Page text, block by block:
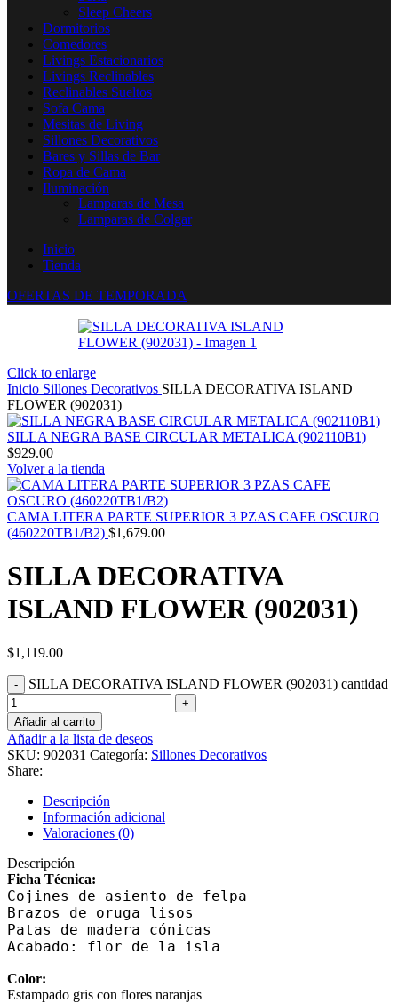
Sleep Cheers
Dormitorios
Comedores
Livings Estacionarios
Livings Reclinables
Reclinables Sueltos
Sofa Cama
Mesitas de Living
Sillones Decorativos
Bares y Sillas de Bar
Ropa de Cama
Iluminación
Lamparas de Mesa
Lamparas de Colgar
Inicio
Tienda
OFERTAS DE TEMPORADA
Click to enlarge
Inicio Sillones Decorativos SILLA DECORATIVA ISLAND
FLOWER (902031)
SILLA NEGRA BASE CIRCULAR METALICA (902110B1)
$929.00
Volver a la tienda
CAMA LITERA PARTE SUPERIOR 3 PZAS CAFE OSCURO
(460220TB1/B2) $1,679.00
SILLA DECORATIVA
ISLAND FLOWER (902031)
$1,119.00
SILLA DECORATIVA ISLAND FLOWER (902031) cantidad
Añadir al carrito
Añadir a la lista de deseos
SKU: 902031 Categoría: Sillones Decorativos
Share:
Descripción
Información adicional
Valoraciones (0)
Descripción
Ficha Técnica:
Cojines de asiento de felpa
Brazos de oruga lisos
Patas de madera cónicas
Acabado: flor de la isla
Color:
Estampado gris con flores naranjas